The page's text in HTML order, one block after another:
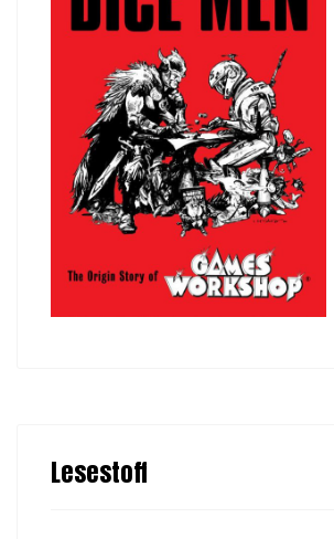
Lesestoff